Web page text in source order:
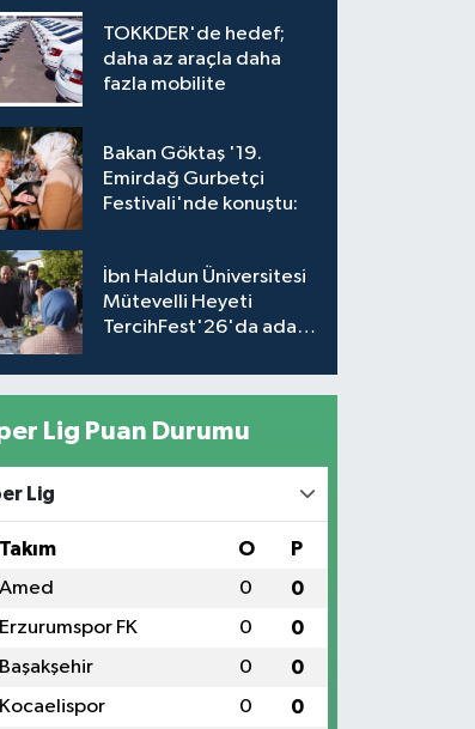
TOKKDER'de hedef;
daha az araçla daha
fazla mobilite
Bakan Göktaş '19.
Emirdağ Gurbetçi
Festivali'nde konuştu:
İbn Haldun Üniversitesi
Mütevelli Heyeti
TercihFest'26'da aday
Lig Puan Durumu
Lig
Takım O P
Amed 0 0
Erzurumspor FK 0 0
Başakşehir 0 0
Kocaelispor 0 0